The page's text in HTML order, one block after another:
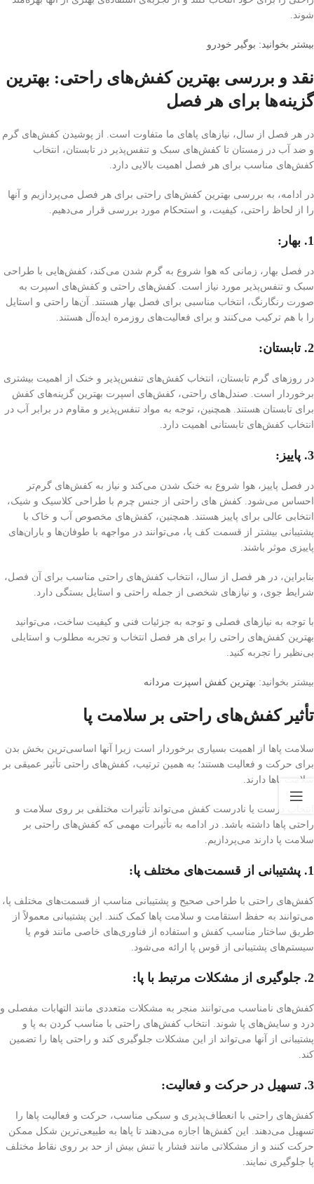
شوند.
بیشتر بخوانید: بوگیر خودرو
نقد و بررسی بهترین کفش‌های راحتی: بهترین
گزینه‌ها برای هر فصل
در هر فصل از سال، نیازهای پاهای ما متفاوت است. از پوشیدن کفش‌های گرم
و ضد آب در زمستان تا کفش‌های سبک و تنفس‌پذیر در تابستان، انتخاب
کفش‌های مناسب برای هر فصل اهمیت بالایی دارد.
در ادامه، به بررسی بهترین کفش‌های راحتی برای هر فصل می‌پردازیم و آنها
را از لحاظ راحتی، کیفیت، و استحکام مورد بررسی قرار می‌دهیم.
1. بهار:
در فصل بهار، زمانی که هوا شروع به گرم شدن می‌کند، کفش‌هایی با طراحی
سبک و تنفس‌پذیر مورد نیاز است. کفش‌های راحتی و کفش‌های اسپرت به
صورت رنگارنگ، انتخاب مناسبی برای فصل بهار هستند. آن‌ها راحتی و استایل
را با هم ترکیب می‌کنند و برای فعالیت‌های روزمره ایده‌آل هستند.
2. تابستان:
در روزهای گرم تابستان، انتخاب کفش‌های تنفس‌پذیر و خنک از اهمیت بیشتری
برخوردار است. صندل‌های راحتی، کفش‌های اسپرت بهترین گزینه‌های کفش
برای تابستان هستند. همچنین، توجه به مواد تنفس‌پذیر و مقاوم در برابر آب در
انتخاب کفش‌های تابستانی اهمیت دارد.
3. پاییز:
در فصل پاییز، هوا شروع به خنک شدن می‌کند و نیاز به کفش‌های گرم‌تر
احساس می‌شود. کفش های راحتی از جنس چرم با طراحی کلاسیک و شیک،
انتخابی عالی برای پاییز هستند. همچنین، کفش‌های مخصوص آب و خاک با
پشتیبانی بیشتر از قسمت کف پا، می‌توانند در مواجهه با طوفان‌ها و باران‌های
پاییزی موثر باشند.
بنابراین، در هر فصل از سال، انتخاب کفش‌های راحتی مناسب برای آن فصل،
شرایط جوی، و نیازهای شخصی از جمله راحتی و استایل بستگی دارد.
با توجه به نیازهای فصلی و توجه به جزئیات فنی و کیفیت ساخت، می‌توانید
بهترین کفش‌های راحتی را برای هر فصل انتخاب و تجربه مطلوب و استایلی
بی‌نظیر را تجربه کنید.
بیشتر بخوانید: بهترین کفش اسپزت مردانه
تأثیر کفش‌های راحتی بر سلامت پا
سلامت پاها از اهمیت بسیاری برخوردار است زیرا آنها اساسی‌ترین بخش بدن
برای حرکت و فعالیت هستند؛ به همین ترتیب، کفش‌های راحتی تأثیر عمیقی بر
سلامت پاها دارند.
انتخاب درست یا نادرست کفش می‌تواند تأثیرات مختلفی بر روی سلامت و
راحتی پاها داشته باشد. در ادامه به تأثیرات مهمی که کفش‌های راحتی بر
سلامت پا دارند می‌پردازیم.
1. پشتیبانی از قسمت‌های مختلف پا:
کفش‌های راحتی با طراحی صحیح و پشتیبانی مناسب از قسمت‌های مختلف پا،
می‌توانند به حفظ استقامت و سلامت پاها کمک کنند. این پشتیبانی معمولاً از
طریق ساختار مناسب کفش و استفاده از فناوری‌های خاصی مانند فوم یا
سیستم‌های پشتیبانی از قوس پا ارائه می‌شود.
2. جلوگیری از مشکلات مرتبط با پا:
کفش‌های نامناسب می‌توانند منجر به مشکلات متعددی مانند التهابات مفصلی و
درد و سایش‌های پا شوند. انتخاب کفش‌های راحتی با مناسب کردن به پا و
پشتیبانی از آنها می‌تواند از این مشکلات جلوگیری کند و راحتی پاها را تضمین
کند.
3. تسهیل در حرکت و فعالیت:
کفش‌های راحتی با انعطاف‌پذیری و سبکی مناسب، حرکت و فعالیت پاها را
تسهیل می‌دهند. این کفش‌ها اجازه می‌دهند تا پاها به طبیعی‌ترین شکل ممکن
حرکت کنند و از مشکلاتی مانند فشار یا تنش بیش از حد بر روی نقاط مختلف
پا جلوگیری نمایند.